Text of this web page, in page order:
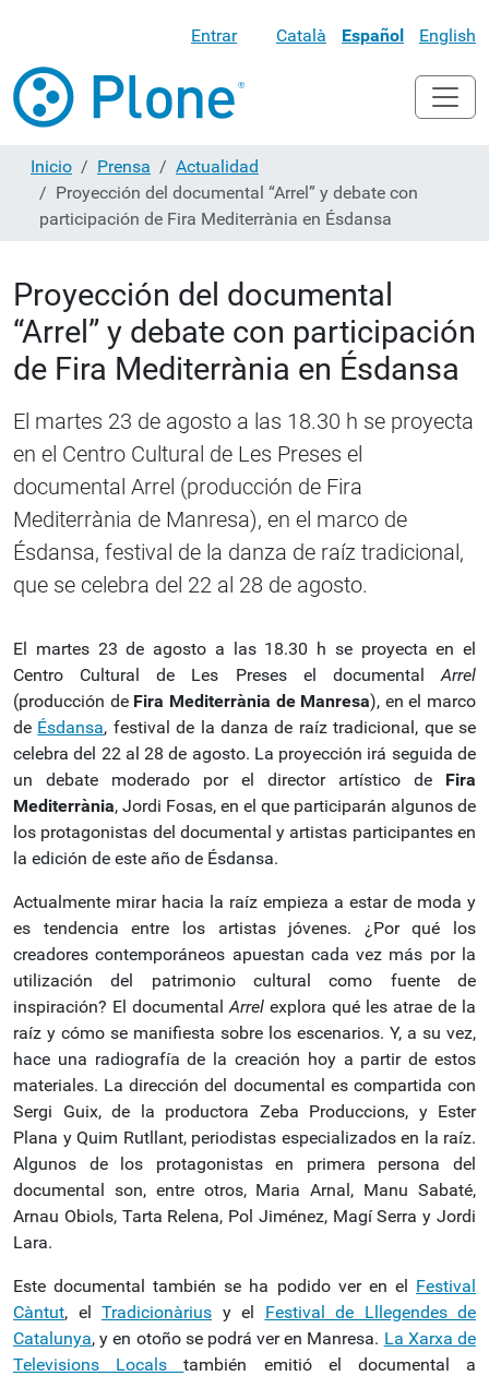
Entrar Català Español English
Inicio Prensa
Actualidad
Proyección del documental “Arrel” y debate con
participación de Fira Mediterrània en Ésdansa
Proyección del documental
“Arrel” y debate con participación
de Fira Mediterrània en Ésdansa
El martes 23 de agosto a las 18.30 h se proyecta
en el Centro Cultural de Les Preses el
documental Arrel (producción de Fira
Mediterrània de Manresa), en el marco de
Ésdansa, festival de la danza de raíz tradicional,
que se celebra del 22 al 28 de agosto.
El martes 23 de agosto a las 18.30 h se proyecta en el
Centro Cultural de Les Preses el documentalArrel
(producción de Fira Mediterrània de Manresa), en el marco
de Ésdansa, festival de la danza de raíz tradicional, que se
celebra del 22 al 28 de agosto. La proyección irá seguida de
un debate moderado por el director artístico de Fira
Mediterrània, Jordi Fosas, en el que participarán algunos de
los protagonistas del documental y artistas participantes en
la edición de este año de Ésdansa.
Actualmente mirar hacia la raíz empieza a estar de moda y
es tendencia entre los artistas jóvenes. ¿Por qué los
creadores contemporáneos apuestan cada vez más por la
utilización del patrimonio cultural como fuente de
inspiración? El documentalArrel explora qué les atrae de la
raíz y cómo se manifiesta sobre los escenarios. Y, a su vez,
hace una radiografía de la creación hoy a partir de estos
materiales. La dirección del documental es compartida con
Sergi Guix, de la productora Zeba Produccions, y Ester
Plana y Quim Rutllant, periodistas especializados en la raíz.
Algunos de los protagonistas en primera persona del
documental son, entre otros, Maria Arnal, Manu Sabaté,
Arnau Obiols, Tarta Relena, Pol Jiménez, Magí Serra y Jordi
Lara.
Este documental también se ha podido ver en el Festival
Càntut, el Tradicionàrius y el Festival de Lllegendes de
Catalunya, y en otoño se podrá ver en Manresa. La Xarxa de
Televisions Localstambién emitió el documental a